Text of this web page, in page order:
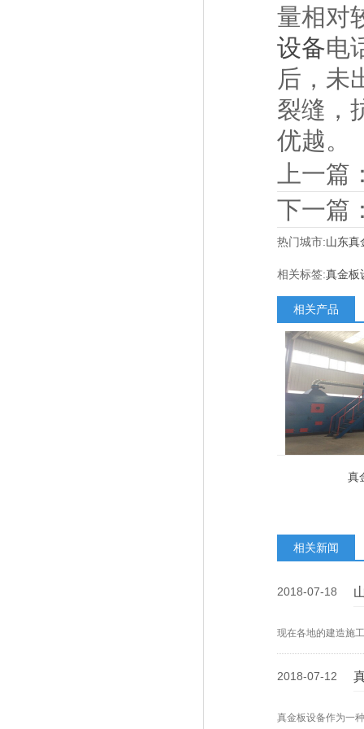
量相对
设备电
后，未
裂缝，
优越。
上一篇
下一篇
热门城市:山东真
相关标签:真金板
相关产品
真
相关新闻
2018-07-18
现在各地的建造施
2018-07-12
真金板设备作为一